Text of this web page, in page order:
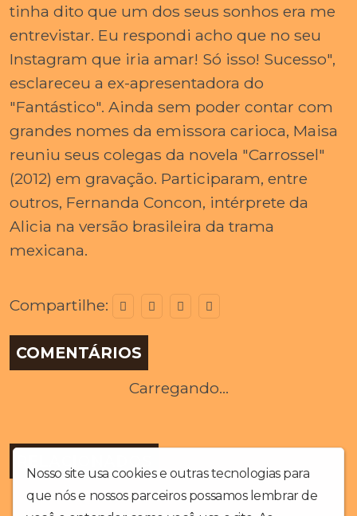
tinha dito que um dos seus sonhos era me
entrevistar. Eu respondi acho que no seu
Instagram que iria amar! Só isso! Sucesso",
esclareceu a ex-apresentadora do
"Fantástico". Ainda sem poder contar com
grandes nomes da emissora carioca, Maisa
reuniu seus colegas da novela "Carrossel"
(2012) em gravação. Participaram, entre
outros, Fernanda Concon, intérprete da
Alicia na versão brasileira da trama
mexicana.
Compartilhe:
COMENTÁRIOS
Carregando...
Nosso site usa cookies e outras tecnologias para
que nós e nossos parceiros possamos lembrar de